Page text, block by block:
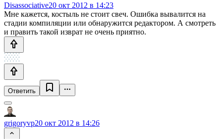
Disassociative20 окт 2012 в 14:23
Мне кажется, костыль не стоит свеч. Ошибка вывалится на
стадии компиляции или обнаружится редактором. А смотреть
и править такой изврат не очень приятно.
Ответить
grigoryvp20 окт 2012 в 14:26